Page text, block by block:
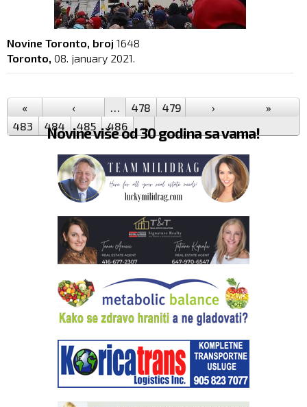
Novine Toronto, broj 1648
Toronto, 08. january 2021.
Pages
« ‹ 478 479 480
482
483
484 485 486 …
› »
Novine više od 30 godina sa vama!